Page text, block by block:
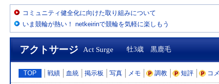
コミュニティ健全化に向けた取り組みについて
いま競輪が熱い！ netkeirinで競輪を気軽に楽しもう
アクトサージ Act Surge 牡3歳 黒鹿毛
TOP 戦績 血統 掲示板 写真 メモ 調教 短評 コ